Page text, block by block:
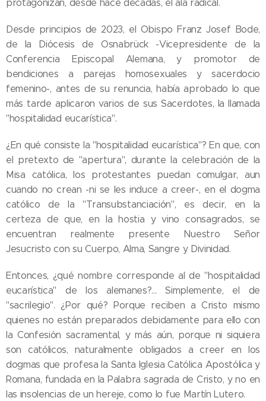
protagonizan, desde hace décadas, el ala radical.
Desde principios de 2023, el Obispo Franz Josef Bode,
de la Diócesis de Osnabrück -Vicepresidente de la
Conferencia Episcopal Alemana, y promotor de
bendiciones a parejas homosexuales y sacerdocio
femenino-, antes de su renuncia, había aprobado lo que
más tarde aplicaron varios de sus Sacerdotes, la llamada
"hospitalidad eucarística".
¿En qué consiste la "hospitalidad eucarística"? En que, con
el pretexto de "apertura", durante la celebración de la
Misa católica, los protestantes puedan comulgar, aun
cuando no crean -ni se les induce a creer-, en el dogma
católico de la "Transubstanciación", es decir, en la
certeza de que, en la hostia y vino consagrados, se
encuentran realmente presente Nuestro Señor
Jesucristo con su Cuerpo, Alma, Sangre y Divinidad.
Entonces, ¿qué nombre corresponde al de "hospitalidad
eucarística" de los alemanes?... Simplemente, el de
"sacrilegio". ¿Por qué? Porque reciben a Cristo mismo
quienes no están preparados debidamente para ello con
la Confesión sacramental, y más aún, porque ni siquiera
son católicos, naturalmente obligados a creer en los
dogmas que profesa la Santa Iglesia Católica Apostólica y
Romana, fundada en la Palabra sagrada de Cristo, y no en
las insolencias de un hereje, como lo fue Martín Lutero.